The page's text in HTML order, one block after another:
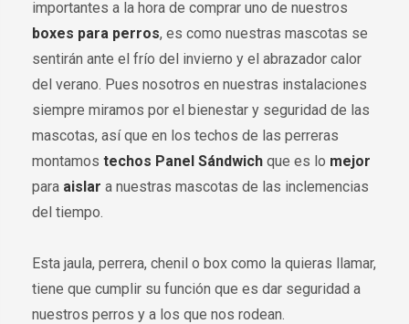
importantes a la hora de comprar uno de nuestros
boxes para perros, es como nuestras mascotas se
sentirán ante el frío del invierno y el abrazador calor
del verano. Pues nosotros en nuestras instalaciones
siempre miramos por el bienestar y seguridad de las
mascotas, así que en los techos de las perreras
montamos techos Panel Sándwich que es lo mejor
para aislar a nuestras mascotas de las inclemencias
del tiempo.
Esta jaula, perrera, chenil o box como la quieras llamar,
tiene que cumplir su función que es dar seguridad a
nuestros perros y a los que nos rodean.